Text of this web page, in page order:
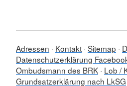
Adressen Kontakt Sitemap
Datenschutzerklärung
Ombudsmann des BRK Lob /
Grundsatzerklärung nach LkSG